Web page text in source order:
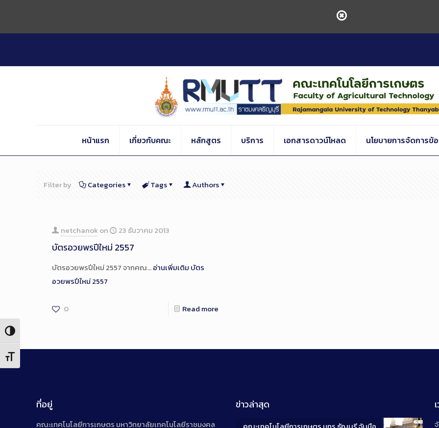
Content
Toggle High Contrast
Toggle Font size
หน้าแรก เกี่ยวกับคณะ หลักสูตร บริการ เอกสารดาวน์โหลด นโยบายการจัดการข้
Filter by Categories Tags Authors
netchanokon 23 ธันวาคม 2013
บัตรอวยพรปีใหม่ 2557
บัตรอวยพรปีใหม่ 2557 จากคณ…อ่านเพิ่มเติม บัตร
อวยพรปีใหม่ 2557
0 Read more
ที่อยู่
คณะเทคโนโลยีการเกษตร มหาวิทยาลัยเทคโนโลยีราชมงคล
ข่าวล่าสุด